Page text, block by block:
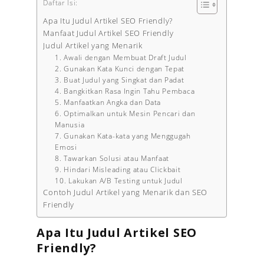
Daftar Isi:
Apa Itu Judul Artikel SEO Friendly?
Manfaat Judul Artikel SEO Friendly
Judul Artikel yang Menarik
1. Awali dengan Membuat Draft Judul
2. Gunakan Kata Kunci dengan Tepat
3. Buat Judul yang Singkat dan Padat
4. Bangkitkan Rasa Ingin Tahu Pembaca
5. Manfaatkan Angka dan Data
6. Optimalkan untuk Mesin Pencari dan
Manusia
7. Gunakan Kata-kata yang Menggugah
Emosi
8. Tawarkan Solusi atau Manfaat
9. Hindari Misleading atau Clickbait
10. Lakukan A/B Testing untuk Judul
Contoh Judul Artikel yang Menarik dan SEO
Friendly
Apa Itu Judul Artikel SEO
Friendly?